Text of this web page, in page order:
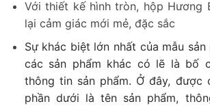
Với thiết kế hình tròn, hộp Hương
lại cảm giác mới mẻ, đặc sắc
Sự khác biệt lớn nhất của mẫu
các sản phẩm khác có lẽ là bố
thông tin sản phẩm. Ở đây, được
phần dưới là tên sản phẩm,